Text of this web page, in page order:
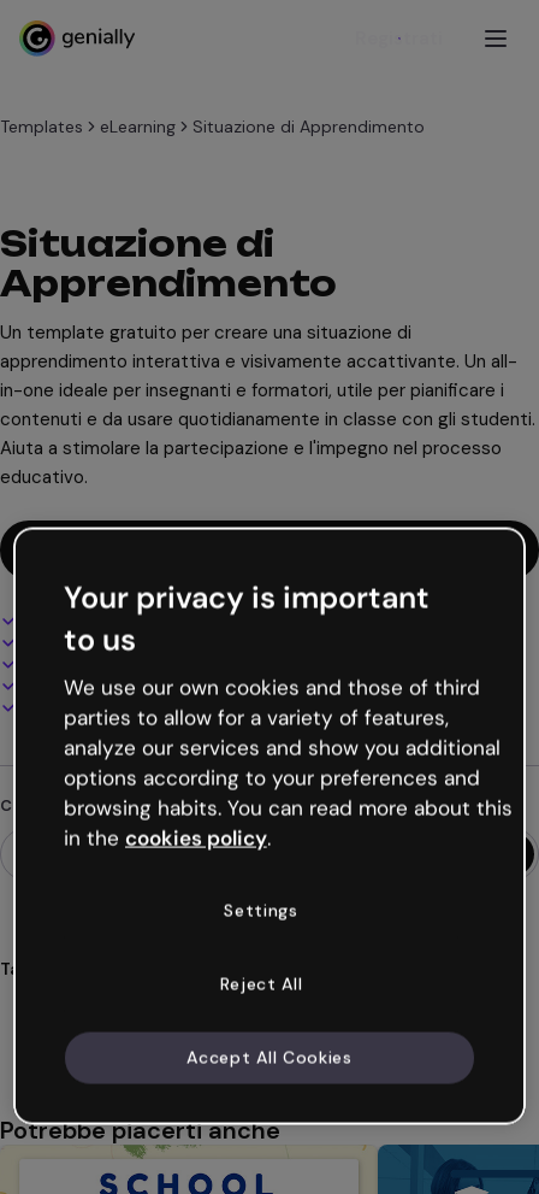
Registrati
Templates eLearning Situazione di Apprendimento
Situazione di
Apprendimento
Un template gratuito per creare una situazione di
apprendimento interattiva e visivamente accattivante. Un all-
in-one ideale per insegnanti e formatori, utile per pianificare i
contenuti e da usare quotidianamente in classe con gli studenti.
Aiuta a stimolare la partecipazione e l'impegno nel processo
educativo.
Design interattivo e animato
100% personalizzabile
Presenta, condividi o pubblica online
Scarica in PDF, MP4 e altri formati
Cerchi qualcosa di diverso?
Tags
risorse
Potrebbe piacerti anche
Your privacy is important
to us
We use our own cookies and those of third
parties to allow for a variety of features,
analyze our services and show you additional
options according to your preferences and
browsing habits. You can read more about this
in the cookies policy.
Settings
Reject All
Accept All Cookies